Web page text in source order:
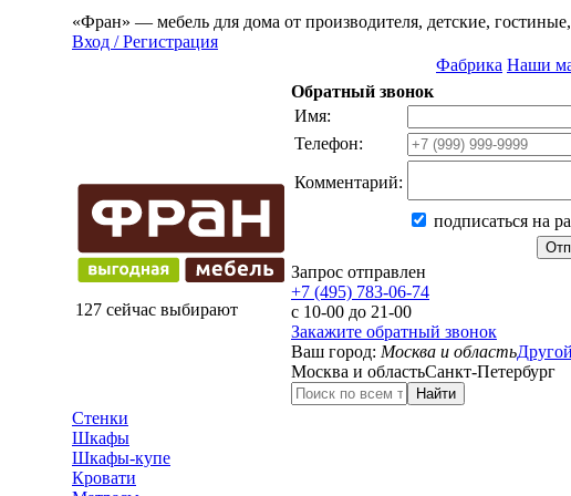
«Фран» — мебель для дома от производителя, детские,
Вход / Регистрация
Фабрика Наши
127 сейчас выбирают
Обратный звонок
Имя:
Телефон:
Комментарий:
подписаться на
Запрос отправлен
+7 (495) 783-06-74
с 10-00 до 21-00
Закажите обратный звонок
Ваш город: Москва и область
Москва и областьСанкт-Петербург
Найти
Стенки
Шкафы
Шкафы-купе
Кровати